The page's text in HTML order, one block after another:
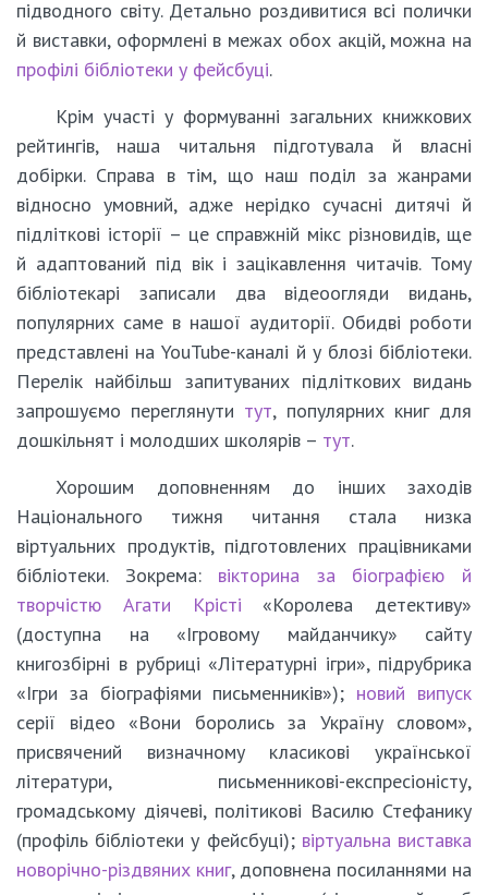
підводного світу. Детально роздивитися всі полички
й виставки, оформлені в межах обох акцій, можна на
профілі бібліотеки у фейсбуці.
Крім участі у формуванні загальних книжкових
рейтингів, наша читальня підготувала й власні
добірки. Справа в тім, що наш поділ за жанрами
відносно умовний, адже нерідко сучасні дитячі й
підліткові історії – це справжній мікс різновидів, ще
й адаптований під вік і зацікавлення читачів. Тому
бібліотекарі записали два відеоогляди видань,
популярних саме в нашої аудиторії. Обидві роботи
представлені на YouTube-каналі й у блозі бібліотеки.
Перелік найбільш запитуваних підліткових видань
запрошуємо переглянути тут, популярних книг для
дошкільнят і молодших школярів – тут.
Хорошим доповненням до інших заходів
Національного тижня читання стала низка
віртуальних продуктів, підготовлених працівниками
бібліотеки. Зокрема:вікторина за біографією й
творчістю Агати Крісті «Королева детективу»
(доступна на «Ігровому майданчику» сайту
книгозбірні в рубриці «Літературні ігри», підрубрика
«Ігри за біографіями письменників»); новий випуск
серії відео «Вони боролись за Україну словом»,
присвячений визначному класикові української
літератури, письменникові-експресіоністу,
громадському діячеві, політикові Василю Стефанику
(профіль бібліотеки у фейсбуці); віртуальна виставка
новорічно-різдвяних книг, доповнена посиланнями на